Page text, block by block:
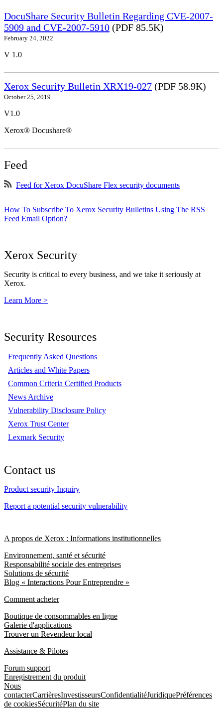
DocuShare Security Bulletin Regarding CVE-2007-
5909 and CVE-2007-5910 (PDF 85.5K)
February 24, 2022
V 1.0
Xerox Security Bulletin XRX19-027 (PDF 58.9K)
October 25, 2019
V1.0
Xerox® Docushare®
Feed
Feed for Xerox DocuShare Flex security documents
How To Subscribe To Xerox Security Bulletins Using The RSS
Feed Email Option?
Xerox Security
Security is critical to every business, and we take it seriously at
Xerox.
Learn More >
Security Resources
Frequently Asked Questions
Articles and White Papers
Common Criteria Certified Products
News Archive
Vulnerability Disclosure Policy
Xerox Trust Center
Lexmark Security
Contact us
Product security Inquiry
Report a potential security vulnerability
A propos de Xerox : Informations institutionnelles
Environnement, santé et sécurité
Responsabilité sociale des entreprises
Solutions de sécurité
Blog « Interactions Pour Entreprendre »
Comment acheter
Boutique de consommables en ligne
Galerie d'applications
Trouver un Revendeur local
Assistance & Pilotes
Forum support
Enregistrement du produit
Nous
contacterCarrièresInvestisseursConfidentialitéJuridiquePréférences
de cookiesSécuritéPlan du site